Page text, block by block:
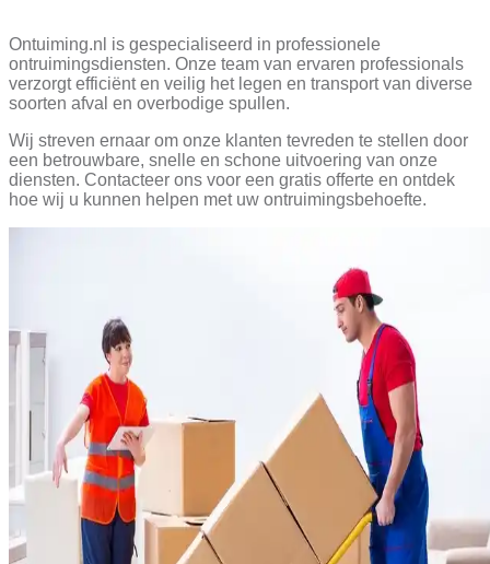
Ontuiming.nl is gespecialiseerd in professionele
ontruimingsdiensten. Onze team van ervaren professionals
verzorgt efficiënt en veilig het legen en transport van diverse
soorten afval en overbodige spullen.
Wij streven ernaar om onze klanten tevreden te stellen door
een betrouwbare, snelle en schone uitvoering van onze
diensten. Contacteer ons voor een gratis offerte en ontdek
hoe wij u kunnen helpen met uw ontruimingsbehoefte.